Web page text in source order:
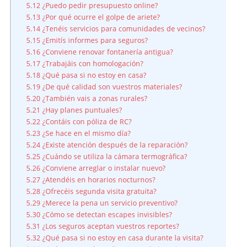
5.12 ¿Puedo pedir presupuesto online?
5.13 ¿Por qué ocurre el golpe de ariete?
5.14 ¿Tenéis servicios para comunidades de vecinos?
5.15 ¿Emitís informes para seguros?
5.16 ¿Conviene renovar fontanería antigua?
5.17 ¿Trabajáis con homologación?
5.18 ¿Qué pasa si no estoy en casa?
5.19 ¿De qué calidad son vuestros materiales?
5.20 ¿También vais a zonas rurales?
5.21 ¿Hay planes puntuales?
5.22 ¿Contáis con póliza de RC?
5.23 ¿Se hace en el mismo día?
5.24 ¿Existe atención después de la reparación?
5.25 ¿Cuándo se utiliza la cámara termográfica?
5.26 ¿Conviene arreglar o instalar nuevo?
5.27 ¿Atendéis en horarios nocturnos?
5.28 ¿Ofrecéis segunda visita gratuita?
5.29 ¿Merece la pena un servicio preventivo?
5.30 ¿Cómo se detectan escapes invisibles?
5.31 ¿Los seguros aceptan vuestros reportes?
5.32 ¿Qué pasa si no estoy en casa durante la visita?